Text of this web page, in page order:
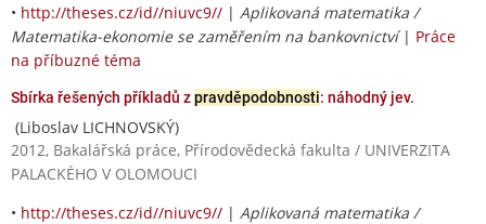
• http://theses.cz/id//niuvc9// | Aplikovaná matematika /
Matematika-ekonomie se zaměřením na bankovnictví| Práce
na příbuzné téma
Sbírka řešených příkladů zpravděpodobnosti: náhodný jev.
(Liboslav LICHNOVSKÝ)
2012, Bakalářská práce, Přírodovědecká fakulta / UNIVERZITA
PALACKÉHO V OLOMOUCI
• http://theses.cz/id//niuvc9// | Aplikovaná matematika /